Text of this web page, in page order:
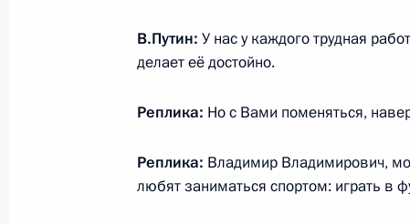
Совещание по социально-
Встреча с жителями Омска
В.Путин: У нас у каждого трудная
делает её достойно.
Реплика: Но с Вами поменяться,
Реплика: Владимир Владимирович,
любят заниматься спортом: играть в